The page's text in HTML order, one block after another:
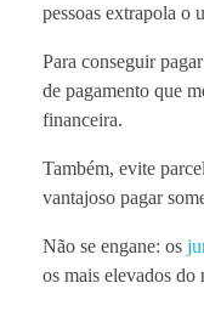
pessoas extrapola o
Para conseguir
de pagamento que
financeira.
Também, evite
vantajoso pagar
Não se engane: os
os mais elevados do